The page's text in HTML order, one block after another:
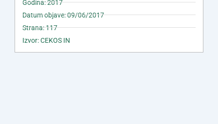
Godina: 2017
Datum objave: 09/06/2017
Strana: 117
Izvor: CEKOS IN